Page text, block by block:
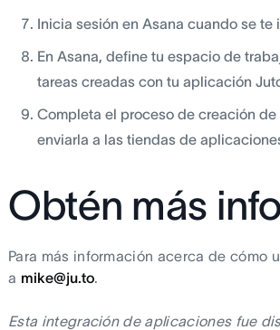
Inicia sesión en Asana cuando se
En Asana, define tu espacio de
tareas creadas con tu aplicación
Completa el proceso de creación
enviarla a las tiendas de
Obtén más
Para más información acerca de cómo
a mike@ju.to.
Esta integración de aplicaciones fue